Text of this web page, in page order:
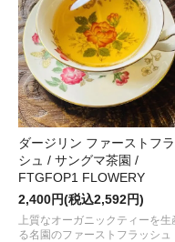
今年も入荷！唯一無二の国
2025.10.28
ＧＭＴで人気の国産紅茶
2024.10.24
中国茶にも使える小振り
2025.09.29
最古級の茶産地、滋賀・
2025.09.01
夏摘みダージリン“セカン
ダージリン ファーストフ
シュ / サングマ茶園 /
FTGFOP1 FLOWERY
2,400円(税込2,592円)
上質なオーガニックティーを生
る名園のファーストフラッシュ